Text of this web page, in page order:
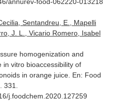
Sentandreu, E., Mapelli
J. L., Vicario Romero, Isabel
homogenization and
in vitro bioaccessibility of
in orange juice. En: Food
331.
j.foodchem.2020.127259